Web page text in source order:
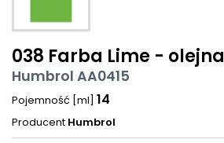
038 Farba Lime - olejna
Humbrol AA0415
Pojemność [ml] 14
Producent Humbrol